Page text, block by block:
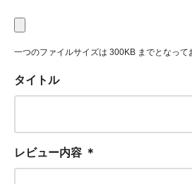
一つのファイルサイズは 300KB までとなって
タイトル
レビュー内容 ＊